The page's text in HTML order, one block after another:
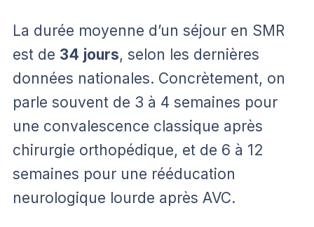
La durée moyenne d’un séjour en SMR
est de 34 jours, selon les dernières
données nationales. Concrètement, on
parle souvent de 3 à 4 semaines pour
une convalescence classique après
chirurgie orthopédique, et de 6 à 12
semaines pour une rééducation
neurologique lourde après AVC.